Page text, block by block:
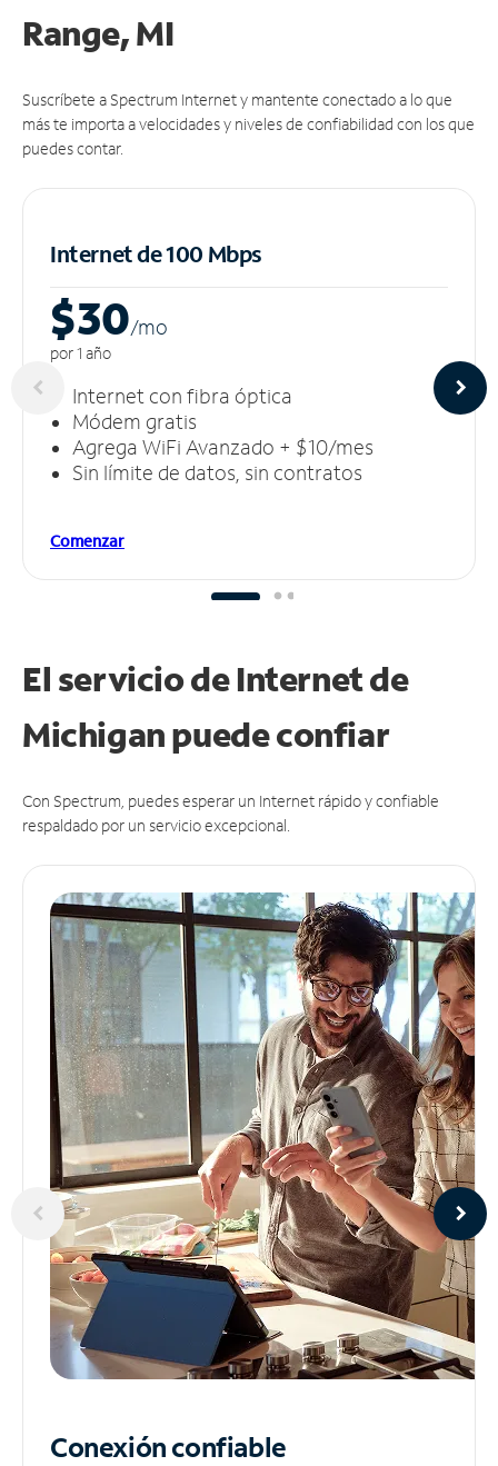
Range, MI
Suscríbete a Spectrum Internet y mantente conectado a lo que
más te importa a velocidades y niveles de confiabilidad con los que
puedes contar.
Internet de 100 Mbps
$30/mo
por 1 año
Internet con fibra óptica
Módem gratis
Agrega WiFi Avanzado + $10/mes
Sin límite de datos, sin contratos
Comenzar
El servicio de Internet de
Michigan puedeconfiar
Con Spectrum, puedes esperar un Internet rápido y confiable
respaldado por un servicio excepcional.
Conexión confiable